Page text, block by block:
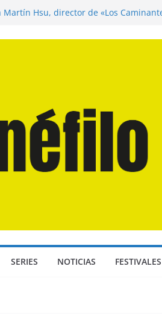
Martín Hsu, director de «Los
SERIES NOTICIAS FESTIVALES